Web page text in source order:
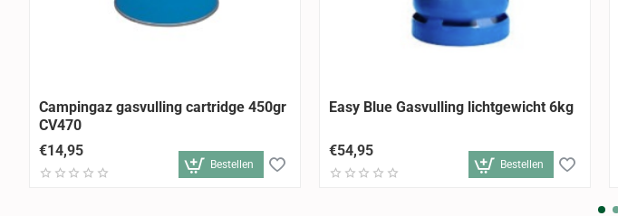
ALLEEN AFHALEN
Campingaz gasvulling cartridge 450gr
CV470
€14,95
Bestellen ALLEEN AFHALEN
Easy Blue Gasvulling lichtgewicht 6kg
€54,95
Bestellen